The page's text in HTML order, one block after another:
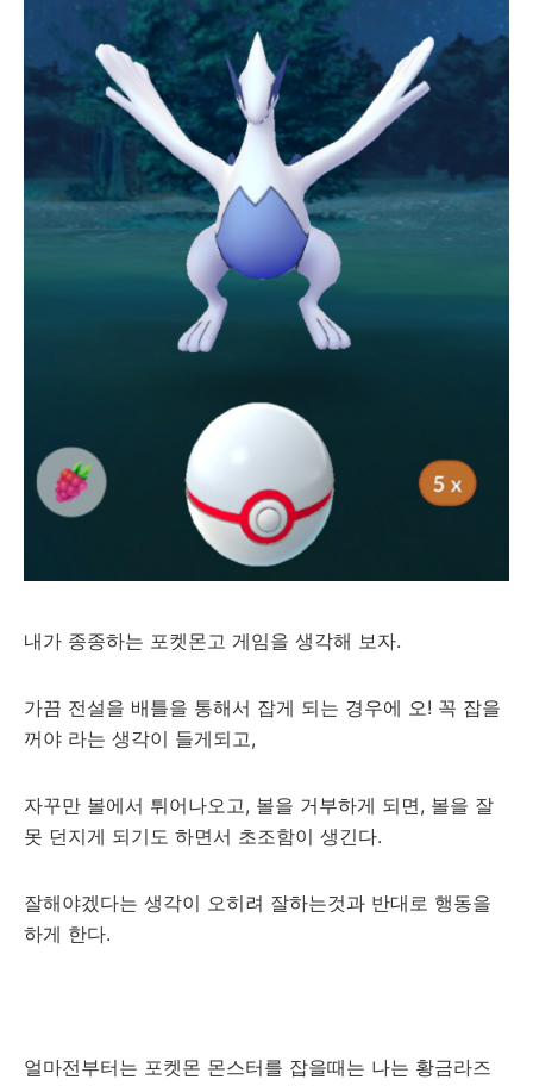
내가 종종하는 포켓몬고 게임을 생각해 보자.
가끔 전설을 배틀을 통해서 잡게 되는 경우에 오! 꼭 잡을
꺼야 라는 생각이 들게되고,
자꾸만 볼에서 튀어나오고, 볼을 거부하게 되면, 볼을 잘
못 던지게 되기도 하면서 초조함이 생긴다.
잘해야겠다는 생각이 오히려 잘하는것과 반대로 행동을
하게 한다.
얼마전부터는 포켓몬 몬스터를 잡을때는 나는 황금라즈